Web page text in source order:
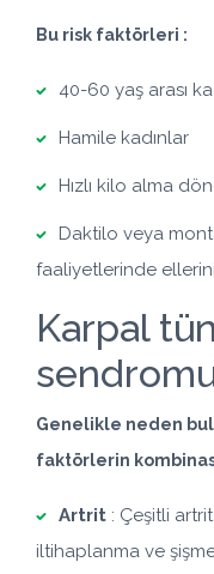
Bu risk faktörleri :
40-60 yaş arası
Hamile kadınlar
Hızlı kilo alma
Daktilo veya
faaliyetlerinde
Karpal
Genelikle neden
faktörlerin
Artrit : Çeşitli
iltihaplanma ve